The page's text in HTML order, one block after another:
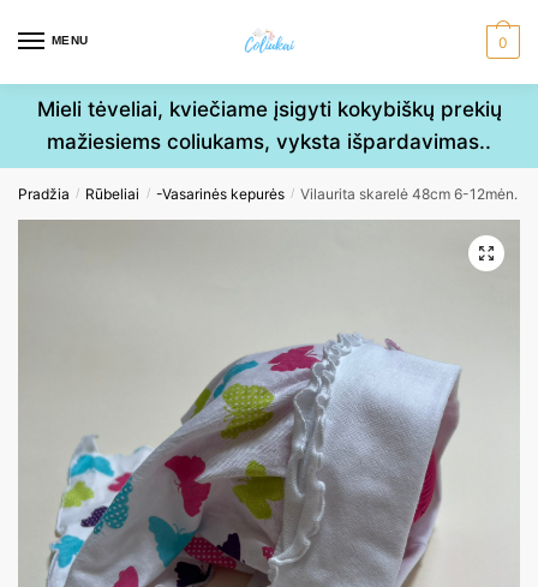
MENU 0
Mieli tėveliai, kviečiame įsigyti kokybiškų prekių
mažiesiems coliukams, vyksta išpardavimas..
Pradžia / Rūbeliai / -Vasarinės kepurės / Vilaurita skarelė 48cm 6-12mėn.